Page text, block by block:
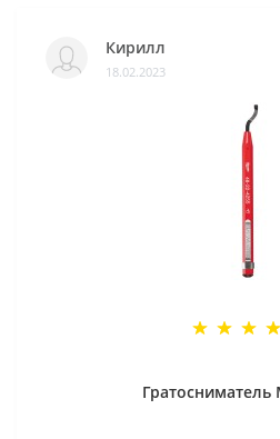
Кирилл
18.02.2023
Гратосниматель